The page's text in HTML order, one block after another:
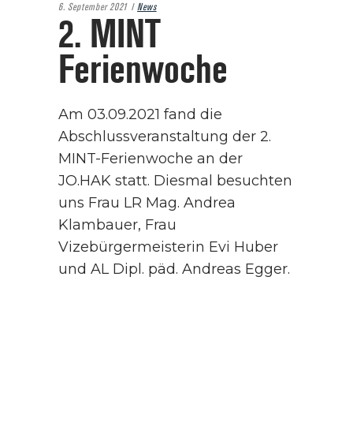
6. September 2021 News
2. MINT
Ferienwoche
Am 03.09.2021 fand die
Abschlussveranstaltung der 2.
MINT-Ferienwoche an der
JO.HAK statt. Diesmal besuchten
uns Frau LR Mag. Andrea
Klambauer, Frau
Vizebürgermeisterin Evi Huber
und AL Dipl. päd. Andreas Egger.